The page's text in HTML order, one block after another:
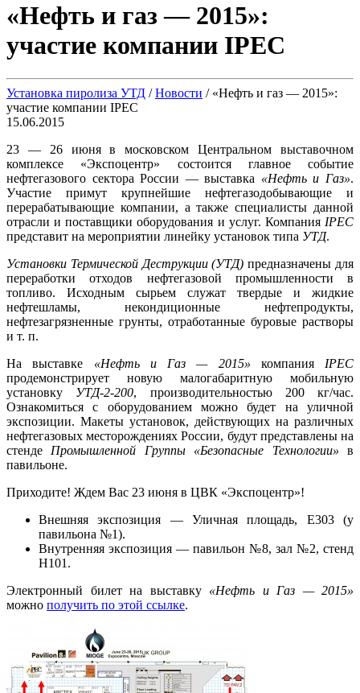
«Нефть и газ — 2015»:
участие компании IPEC
Установка пиролиза УТД /Новости / «Нефть и газ — 2015»:
участие компании IPEC
15.06.2015
23 — 26 июня в московском Центральном выставочном
комплексе «Экспоцентр» состоится главное событие
нефтегазового сектора России — выставка «Нефть и Газ».
Участие примут крупнейшие нефтегазодобывающие и
перерабатывающие компании, а также специалисты данной
отрасли и поставщики оборудования и услуг. Компания IPEC
представит на мероприятии линейку установок типа УТД.
Установки Термической Деструкции (УТД) предназначены для
переработки отходов нефтегазовой промышленности в
топливо. Исходным сырьем служат твердые и жидкие
нефтешламы, некондиционные нефтепродукты,
нефтезагрязненные грунты, отработанные буровые растворы
и т. п.
На выставке «Нефть и Газ — 2015» компания IPEC
продемонстрирует новую малогабаритную мобильную
установку УТД-2-200, производительностью 200 кг/час.
Ознакомиться с оборудованием можно будет на уличной
экспозиции. Макеты установок, действующих на различных
нефтегазовых месторождениях России, будут представлены на
стенде Промышленной Группы «Безопасные Технологии» в
павильоне.
Приходите! Ждем Вас 23 июня в ЦВК «Экспоцентр»!
Внешняя экспозиция — Уличная площадь, Е303 (у
павильона №1).
Внутренняя экспозиция — павильон №8, зал №2, стенд
Н101.
Электронный билет на выставку «Нефть и Газ — 2015»
можно получить по этой ссылке.